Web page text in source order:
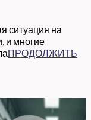
ситуация на
и многие
ПРОДОЛЖИТЬ